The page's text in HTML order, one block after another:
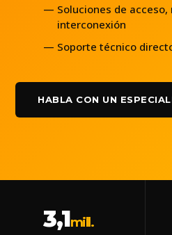
Soluciones de
interconexión
Soporte técnico
HABLA CON UN
3,1mill.